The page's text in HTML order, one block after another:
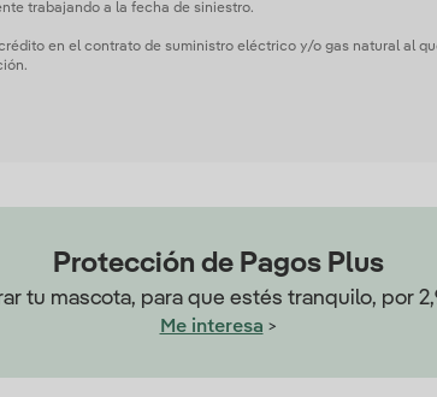
trabajando a la fecha de siniestro.
en el contrato de suministro eléctrico y/o gas natural al
Protección de Pagos Plus
tu mascota, para que estés tranquilo, por
Me interesa >